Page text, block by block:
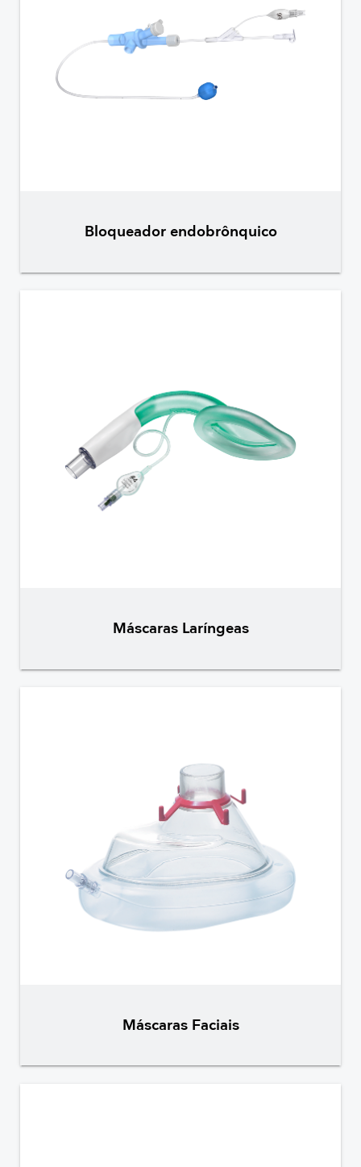
Bloqueador endobrônquico
Máscaras Laríngeas
Máscaras Faciais